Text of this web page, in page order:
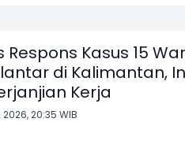
Kasus 15
di Kalimantan,
Kerja
20:35 WIB